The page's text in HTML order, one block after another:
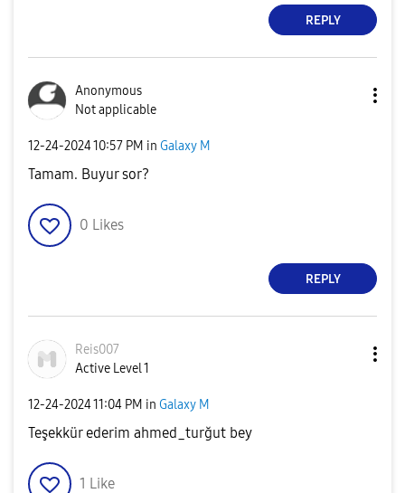
REPLY
Anonymous
Not applicable
‎12-24-202410:57 PM in Galaxy M
Tamam. Buyur sor?
0 Likes
REPLY
Reis007
Active Level 1
‎12-24-202411:04 PM in Galaxy M
Teşekkür ederim ahmed_turğut bey
1 Like